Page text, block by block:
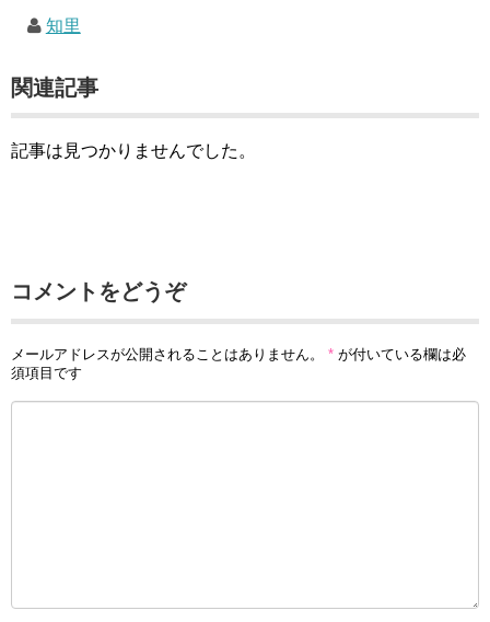
知里
関連記事
記事は見つかりませんでした。
コメントをどうぞ
メールアドレスが公開されることはありません。 * が付いている欄は必
須項目です